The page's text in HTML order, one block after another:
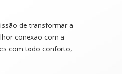
de transformar a
conexão com a
com todo conforto,